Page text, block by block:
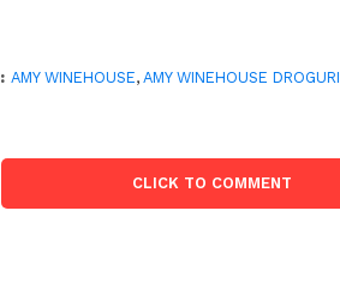
AMY WINEHOUSE,AMY WINEHOUSE DROGURI
CLICK TO COMMENT